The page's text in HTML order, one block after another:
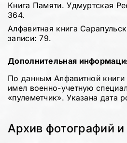
Книга Памяти. Удмуртская
364.
Алфавитная книга
записи: 79.
Дополнительная
По данным Алфавитной
имел военно-учетную
«пулеметчик». Указана дата
Архив фотографий